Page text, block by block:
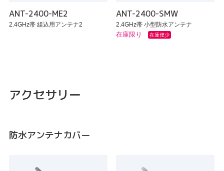
ANT-2400-ME2
2.4GHz帯 組込用アンテナ2
ANT-2400-SMW
2.4GHz帯 小型防水アンテナ
在庫限り 在庫僅少
アクセサリー
防水アンテナカバー